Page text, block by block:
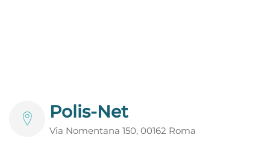
Polis-Net
Via Nomentana 150, 00162 Roma